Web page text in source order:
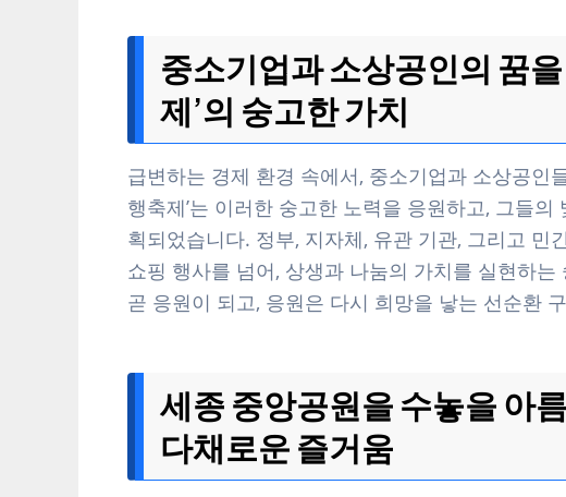
중소기업과 소상공인의 꿈
제’의 숭고한 가치
급변하는 경제 환경 속에서, 중소기업과 소상공인
행축제’는 이러한 숭고한 노력을 응원하고, 그들
획되었습니다. 정부, 지자체, 유관 기관, 그리고 민
쇼핑 행사를 넘어, 상생과 나눔의 가치를 실현하
곧 응원이 되고, 응원은 다시 희망을 낳는 선순환
세종 중앙공원을 수놓을 아
다채로운 즐거움